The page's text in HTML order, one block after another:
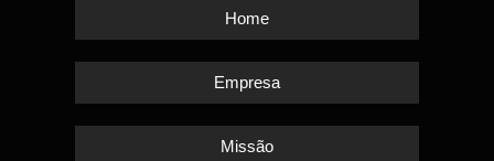
Home
Empresa
Missão